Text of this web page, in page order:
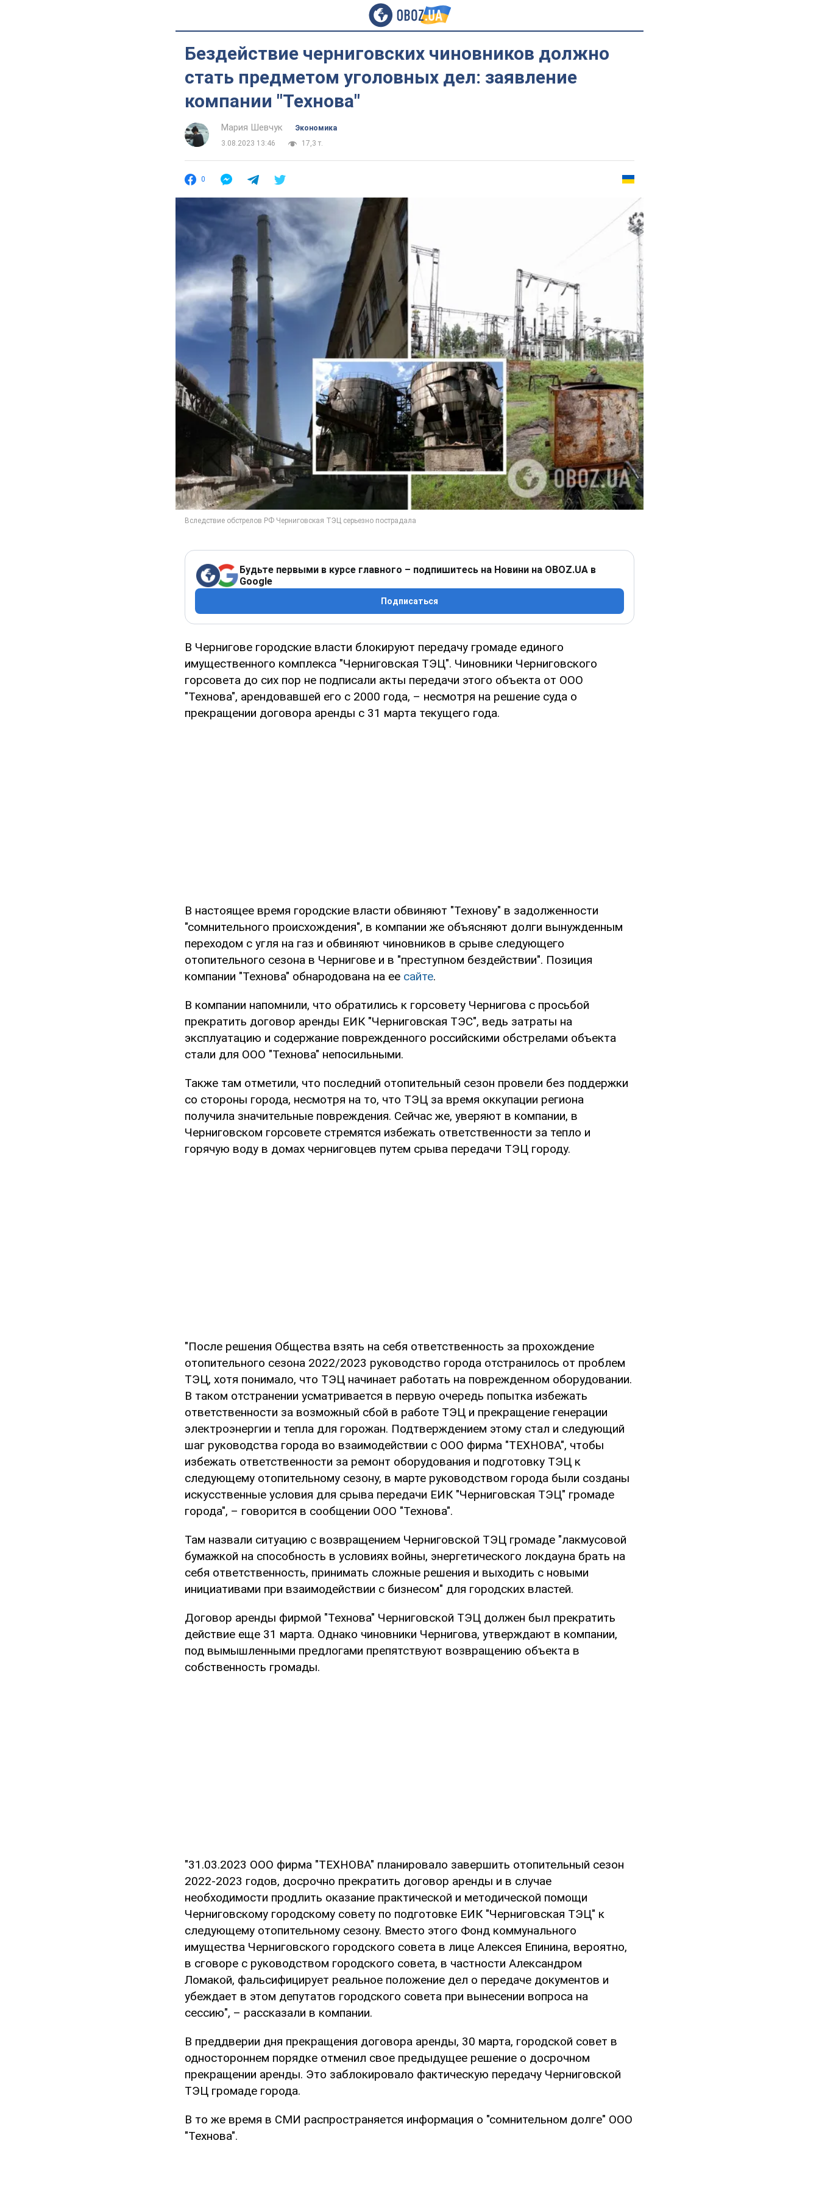
Бездействие черниговских чиновников должно
стать предметом уголовных дел: заявление
компании "Технова"
Мария Шевчук
Экономика
3.08.2023 13:46
17,3 т.
0
Будьте первыми в курсе главного – подпишитесь на Новини на OBOZ.UA в
Google
Подписаться
В Чернигове городские власти блокируют передачу громаде единого
имущественного комплекса "Черниговская ТЭЦ". Чиновники Черниговского
горсовета до сих пор не подписали акты передачи этого объекта от ООО
"Технова", арендовавшей его с 2000 года, – несмотря на решение суда о
прекращении договора аренды с 31 марта текущего года.
В настоящее время городские власти обвиняют "Технову" в задолженности
"сомнительного происхождения", в компании же объясняют долги вынужденным
переходом с угля на газ и обвиняют чиновников в срыве следующего
отопительного сезона в Чернигове и в "преступном бездействии". Позиция
компании "Технова" обнародована на ее сайте.
В компании напомнили, что обратились к горсовету Чернигова с просьбой
прекратить договор аренды ЕИК "Черниговская ТЭС", ведь затраты на
эксплуатацию и содержание поврежденного российскими обстрелами объекта
стали для ООО "Технова" непосильными.
Также там отметили, что последний отопительный сезон провели без поддержки
со стороны города, несмотря на то, что ТЭЦ за время оккупации региона
получила значительные повреждения. Сейчас же, уверяют в компании, в
Черниговском горсовете стремятся избежать ответственности за тепло и
горячую воду в домах черниговцев путем срыва передачи ТЭЦ городу.
"После решения Общества взять на себя ответственность за прохождение
отопительного сезона 2022/2023 руководство города отстранилось от проблем
ТЭЦ, хотя понимало, что ТЭЦ начинает работать на поврежденном оборудовании.
В таком отстранении усматривается в первую очередь попытка избежать
ответственности за возможный сбой в работе ТЭЦ и прекращение генерации
электроэнергии и тепла для горожан. Подтверждением этому стал и следующий
шаг руководства города во взаимодействии с ООО фирма "ТЕХНОВА", чтобы
избежать ответственности за ремонт оборудования и подготовку ТЭЦ к
следующему отопительному сезону, в марте руководством города были созданы
искусственные условия для срыва передачи ЕИК "Черниговская ТЭЦ" громаде
города", – говорится в сообщении ООО "Технова".
Там назвали ситуацию с возвращением Черниговской ТЭЦ громаде "лакмусовой
бумажкой на способность в условиях войны, энергетического локдауна брать на
себя ответственность, принимать сложные решения и выходить с новыми
инициативами при взаимодействии с бизнесом" для городских властей.
Договор аренды фирмой "Технова" Черниговской ТЭЦ должен был прекратить
действие еще 31 марта. Однако чиновники Чернигова, утверждают в компании,
под вымышленными предлогами препятствуют возвращению объекта в
собственность громады.
"31.03.2023 ООО фирма "ТЕХНОВА" планировало завершить отопительный сезон
2022-2023 годов, досрочно прекратить договор аренды и в случае
необходимости продлить оказание практической и методической помощи
Черниговскому городскому совету по подготовке ЕИК "Черниговская ТЭЦ" к
следующему отопительному сезону. Вместо этого Фонд коммунального
имущества Черниговского городского совета в лице Алексея Епинина, вероятно,
в сговоре с руководством городского совета, в частности Александром
Ломакой, фальсифицирует реальное положение дел о передаче документов и
убеждает в этом депутатов городского совета при вынесении вопроса на
сессию", – рассказали в компании.
В преддверии дня прекращения договора аренды, 30 марта, городской совет в
одностороннем порядке отменил свое предыдущее решение о досрочном
прекращении аренды. Это заблокировало фактическую передачу Черниговской
ТЭЦ громаде города.
В то же время в СМИ распространяется информация о "сомнительном долге" ООО
"Технова".